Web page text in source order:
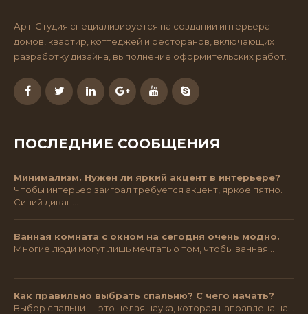
Арт-Студия специализируется на создании интерьера
домов, квартир, коттеджей и ресторанов, включающих
разработку дизайна, выполнение оформительских работ.
ПОСЛЕДНИЕ СООБЩЕНИЯ
Минимализм. Нужен ли яркий акцент в интерьере?
Чтобы интерьер заиграл требуется акцент, яркое пятно.
Синий диван…
Ванная комната с окном на сегодня очень модно.
Многие люди могут лишь мечтать о том, чтобы ванная…
Как правильно выбрать спальню? С чего начать?
Выбор спальни — это целая наука, которая направлена на…